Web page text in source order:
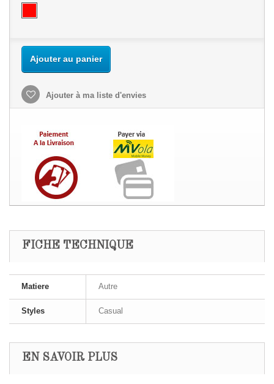
Ajouter au panier
Ajouter à ma liste d'envies
FICHE TECHNIQUE
Matiere Autre
Styles Casual
EN SAVOIR PLUS